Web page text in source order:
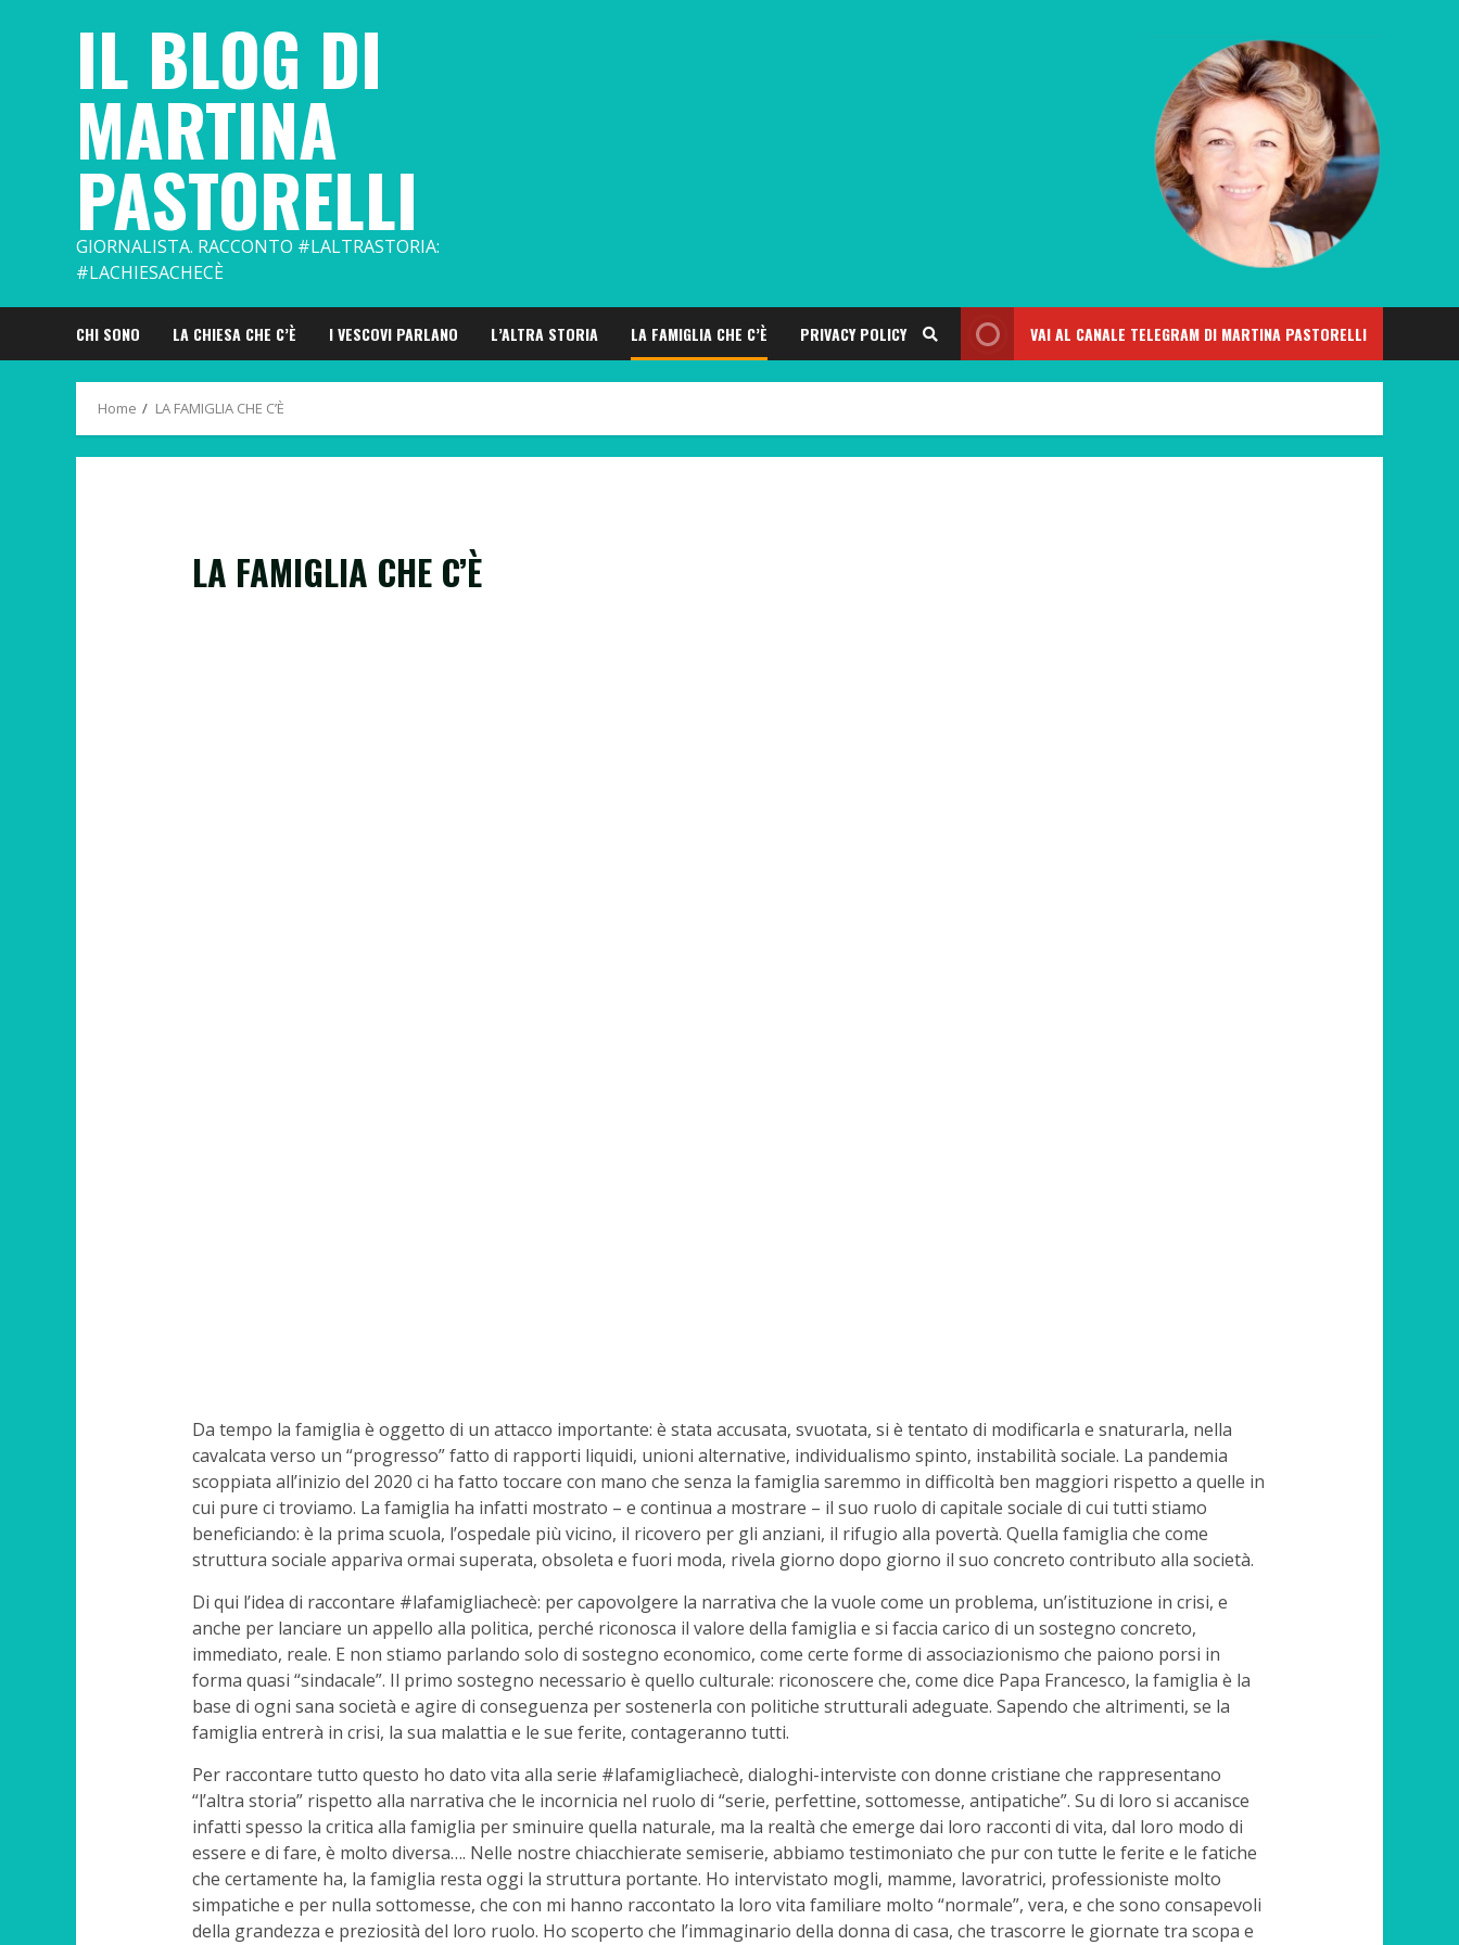
IL BLOG DI
MARTINA
PASTORELLI
GIORNALISTA. RACCONTO #LALTRASTORIA:
#LACHIESACHECÈ
CHI SONO LA CHIESA CHE C’È I VESCOVI PARLANO L’ALTRA STORIA LA FAMIGLIA CHE C’È PRIVACY POLICY VAI AL CANALE TELEGRAM DI MARTINA PASTORELLI
Home LA FAMIGLIA CHE C’È
LA FAMIGLIA CHE C’È
Da tempo la famiglia è oggetto di un attacco importante: è stata accusata, svuotata, si è tentato di modificarla e snaturarla, nella
cavalcata verso un “progresso” fatto di rapporti liquidi, unioni alternative, individualismo spinto, instabilità sociale. La pandemia
scoppiata all’inizio del 2020 ci ha fatto toccare con mano che senza la famiglia saremmo in difficoltà ben maggiori rispetto a quelle in
cui pure ci troviamo. La famiglia ha infatti mostrato – e continua a mostrare – il suo ruolo di capitale sociale di cui tutti stiamo
beneficiando: è la prima scuola, l’ospedale più vicino, il ricovero per gli anziani, il rifugio alla povertà. Quella famiglia che come
struttura sociale appariva ormai superata, obsoleta e fuori moda, rivela giorno dopo giorno il suo concreto contributo alla società.
Di qui l’idea di raccontare #lafamigliachecè: per capovolgere la narrativa che la vuole come un problema, un’istituzione in crisi, e
anche per lanciare un appello alla politica, perché riconosca il valore della famiglia e si faccia carico di un sostegno concreto,
immediato, reale. E non stiamo parlando solo di sostegno economico, come certe forme di associazionismo che paiono porsi in
forma quasi “sindacale”. Il primo sostegno necessario è quello culturale: riconoscere che, come dice Papa Francesco, la famiglia è la
base di ogni sana società e agire di conseguenza per sostenerla con politiche strutturali adeguate. Sapendo che altrimenti, se la
famiglia entrerà in crisi, la sua malattia e le sue ferite, contageranno tutti.
Per raccontare tutto questo ho dato vita alla serie #lafamigliachecè, dialoghi-interviste con donne cristiane che rappresentano
“l’altra storia” rispetto alla narrativa che le incornicia nel ruolo di “serie, perfettine, sottomesse, antipatiche”. Su di loro si accanisce
infatti spesso la critica alla famiglia per sminuire quella naturale, ma la realtà che emerge dai loro racconti di vita, dal loro modo di
essere e di fare, è molto diversa…. Nelle nostre chiacchierate semiserie, abbiamo testimoniato che pur con tutte le ferite e le fatiche
che certamente ha, la famiglia resta oggi la struttura portante. Ho intervistato mogli, mamme, lavoratrici, professioniste molto
simpatiche e per nulla sottomesse, che con mi hanno raccontato la loro vita familiare molto “normale”, vera, e che sono consapevoli
della grandezza e preziosità del loro ruolo. Ho scoperto che l’immaginario della donna di casa, che trascorre le giornate tra scopa e